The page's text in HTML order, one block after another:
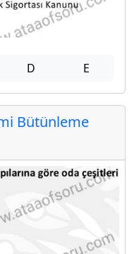
D E
Bütünleme